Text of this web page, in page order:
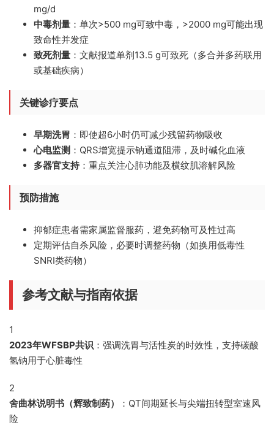
mg/d
中毒剂量 ：单次>500 mg可致中毒，>2000 mg可能出现
致命性并发症
致死剂量 ：文献报道单剂13.5 g可致死（多合并多药联用
或基础疾病）
关键诊疗要点
早期洗胃 ：即使超6小时仍可减少残留药物吸收
心电监测 ：QRS增宽提示钠通道阻滞，及时碱化血液
多器官支持：重点关注心肺功能及横纹肌溶解风险
预防措施
抑郁症患者需家属监督服药，避免药物可及性过高
定期评估自杀风险，必要时调整药物（如换用低毒性
SNRI类药物）
参考文献与指南依据
1
2023年WFSBP共识 ：强调洗胃与活性炭的时效性，支持碳酸
氢钠用于心脏毒性
2
舍曲林说明书（辉致制药）
：QT间期延长与尖端扭转型室速风
险